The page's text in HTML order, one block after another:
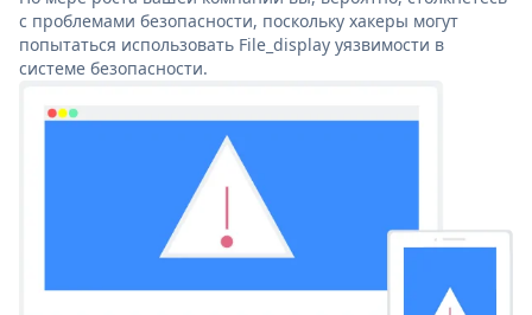
с проблемами безопасности, поскольку хакеры могут
попытаться использовать File_display уязвимости в
системе безопасности.